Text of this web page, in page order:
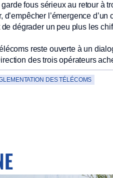
fous sérieux au retour à
d’empêcher l’émergence
dégrader un peu plus les
reste ouverte à un
des trois opérateurs
DES TÉLÉCOMS